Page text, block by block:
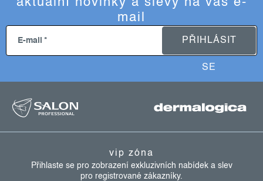
mail
E-mail PŘIHLÁSIT
SE
vip zóna
Přihlaste se pro zobrazení exkluzivních nabídek a slev
pro registrované zákazníky.